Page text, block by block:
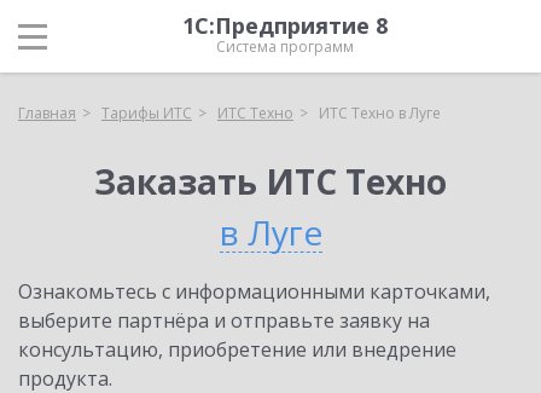
1С:Предприятие 8
Система программ
Главная Тарифы ИТС ИТС Техно ИТС Техно в Луге
Заказать ИТС Техно
в Луге
Ознакомьтесь с информационными карточками,
выберите партнёра и отправьте заявку на
консультацию, приобретение или внедрение
продукта.